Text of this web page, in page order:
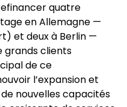
quatre
en Allemagne —
et deux à Berlin —
grands clients
de ce
l’expansion et
nouvelles capacités